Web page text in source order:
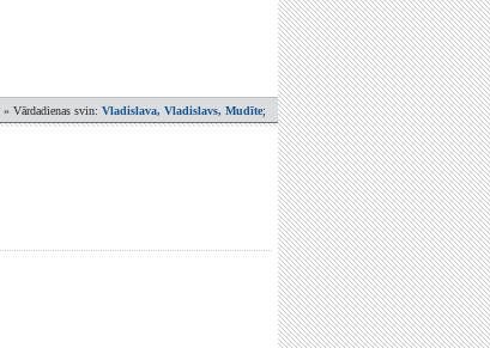
» Vārdadienas svin: Vladislava, Vladislavs, Mudīte;